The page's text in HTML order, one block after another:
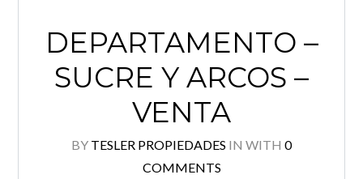
DEPARTAMENTO –
SUCRE Y ARCOS –
VENTA
BY TESLER PROPIEDADES IN WITH 0
COMMENTS